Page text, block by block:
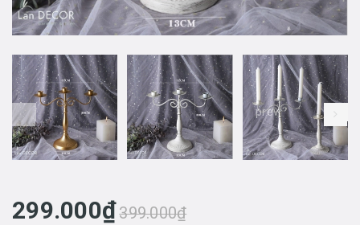
prev
299.000₫399.000₫